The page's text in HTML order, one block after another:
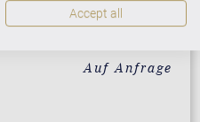
Auf Anfrage
Auf Anfrage
Accept all